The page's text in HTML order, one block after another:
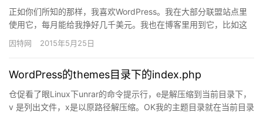
正如你们所知的那样，我喜欢WordPress。我在大部分联盟站点里
使用它，每月能给我挣好几千美元。我也在博客里用到它，比如这
个博客。我当然不是这种CMS系统的唯一使用者&#8212…
因特网 2015年5月25日
WordPress的themes目录下的index.php
仓促看了眼Linux下unrar的命令提示行，e是解压缩到当前目录下，
v 是列出文件，x是以原路径解压缩。OK我的主题目录就在当前目录